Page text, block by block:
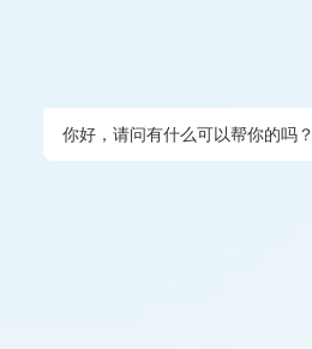
你好，请问有什么可以帮你的吗？